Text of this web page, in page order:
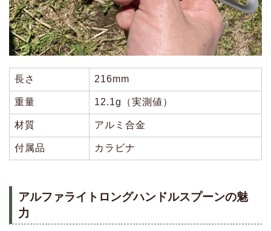
長さ 216mm
重量 12.1g（実測値）
材質 アルミ合金
付属品 カラビナ
アルファライトロングハンドルスプーンの魅
力